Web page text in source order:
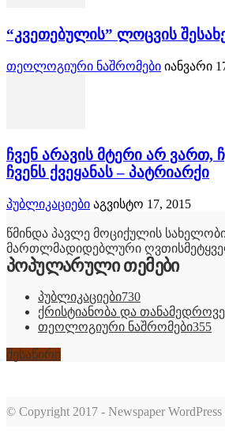
“კვეთებულის” ლოცვის
თეოლოგიური ნაშრომები იანვარი
ჩვენ არავის მტერი არ ვართ,
ჩვენს ქვეყანას – პატრიარქი
პუბლიკაციები აგვისტო 17, 2015
წმინდა პავლე მოციქულის
მართლმადიდებლური
პოპულარული თემები
პუბლიკაციები730
ქრისტიანობა და
თეოლოგიური ნაშრომები355
შესაწირი
© Copyright 2017 - Newspaper